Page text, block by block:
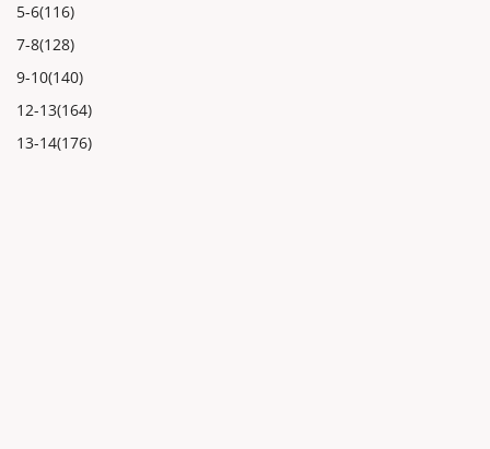
5-6(116)
7-8(128)
9-10(140)
12-13(164)
13-14(176)